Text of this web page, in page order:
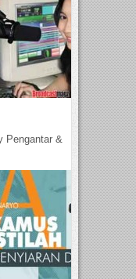
Pengantar &